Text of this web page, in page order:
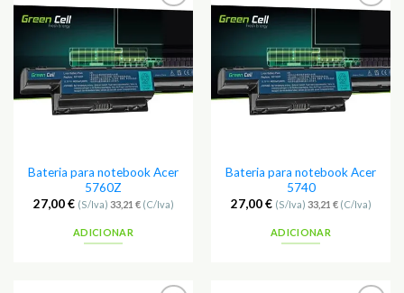
Favoritos
Bateria para notebook Acer
5760Z
27,00€ (S/Iva) 33,21 €(C/Iva)
ADICIONAR
Favoritos
Bateria para notebook Acer
5740
27,00€ (S/Iva) 33,21 €(C/Iva)
ADICIONAR